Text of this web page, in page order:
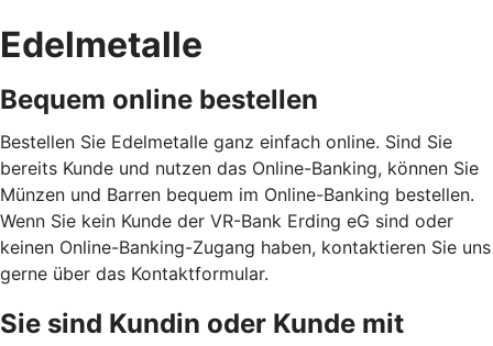
Edelmetalle
Bequem online bestellen
Bestellen Sie Edelmetalle ganz einfach online. Sind Sie
bereits Kunde und nutzen das Online-Banking, können Sie
Münzen und Barren bequem im Online-Banking bestellen.
Wenn Sie kein Kunde der VR-Bank Erding eG sind oder
keinen Online-Banking-Zugang haben, kontaktieren Sie uns
gerne über das Kontaktformular.
Sie sind Kundin oder Kunde mit